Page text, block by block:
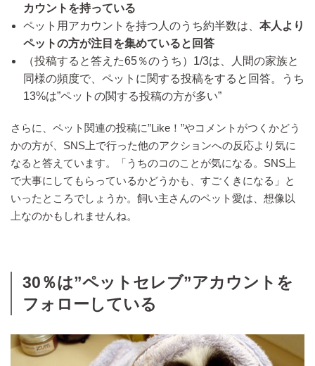
カウントを持っている
ペット用アカウントを持つ人のうち約半数は、 本人より
ペットの方が注目を集めていると回答
（投稿すると答えた65％のうち）1/3は、人間の家族と
同様の頻度で、ペットに関する投稿をすると回答。うち
13%は”ペットの関する投稿の方が多い”
さらに、ペット関連の投稿に”Like！”やコメントがつくかどう
かの方が、SNS上で行った他のアクションへの反応より気に
なると答えています。「うちのコのことが気になる。SNS上
で大事にしてもらっているかどうかも、すごくきになる」と
いったところでしょうか。飼い主さんのペット愛は、想像以
上なのかもしれませんね。
30％は”ペットセレブ”アカウントを
フォローしている